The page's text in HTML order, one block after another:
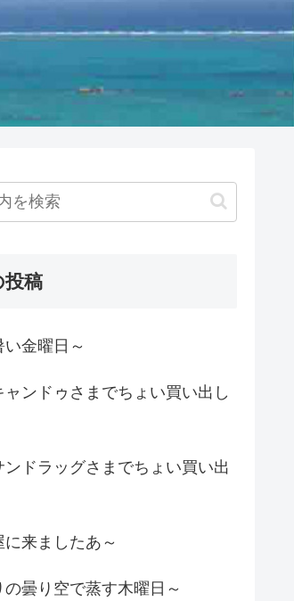
投稿
い金曜日～
ャンドゥさまでちょい買い出し
ンドラッグさまでちょい買い出
に来ましたあ～
の曇り空で蒸す木曜日～